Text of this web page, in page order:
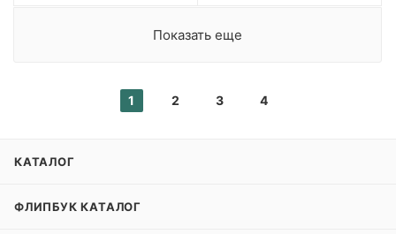
Показать еще
1 2 3 4
КАТАЛОГ
ФЛИПБУК КАТАЛОГ